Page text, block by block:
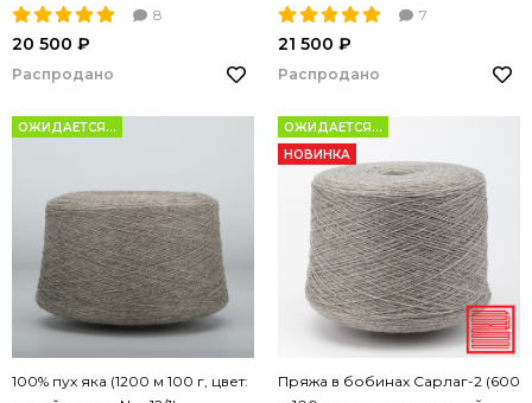
8
20 500 ₽
Распродано
22/2)
7
21 500 ₽
Распродано
ОЖИДАЕТСЯ...
100% пух яка (1200 м 100 г, цвет:
ОЖИДАЕТСЯ...
НОВИНКА
Пряжа в бобинах Сарлаг-2 (600